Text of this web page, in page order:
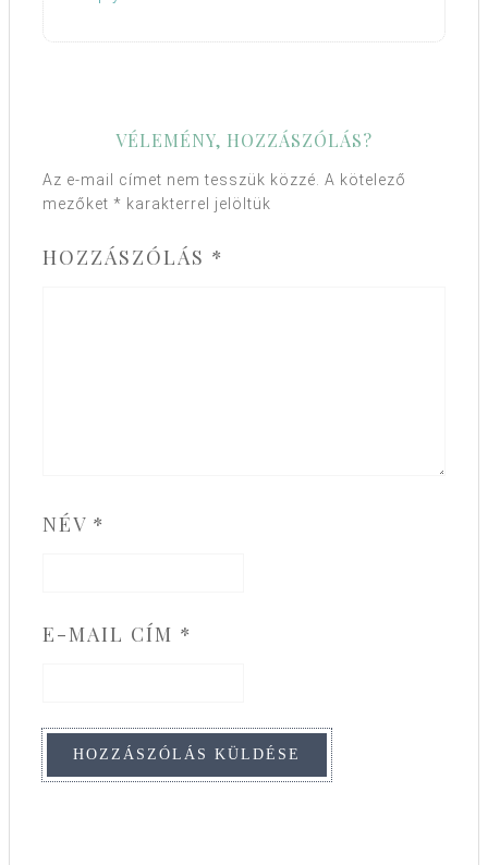
VÉLEMÉNY, HOZZÁSZÓLÁS?
Az e-mail címet nem tesszük közzé. A kötelező
mezőket * karakterrel jelöltük
HOZZÁSZÓLÁS *
NÉV *
E-MAIL CÍM *